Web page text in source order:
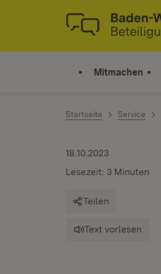
Zum Inhalt springen
Link zur Startseite
Mitmachen
Startseite Service
18.10.2023
Lesezeit: 3 Minuten
Teilen
Text vorlesen